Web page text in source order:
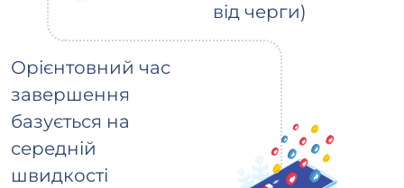
від черги)
Орієнтовний час
завершення
базується на
середній
швидкості